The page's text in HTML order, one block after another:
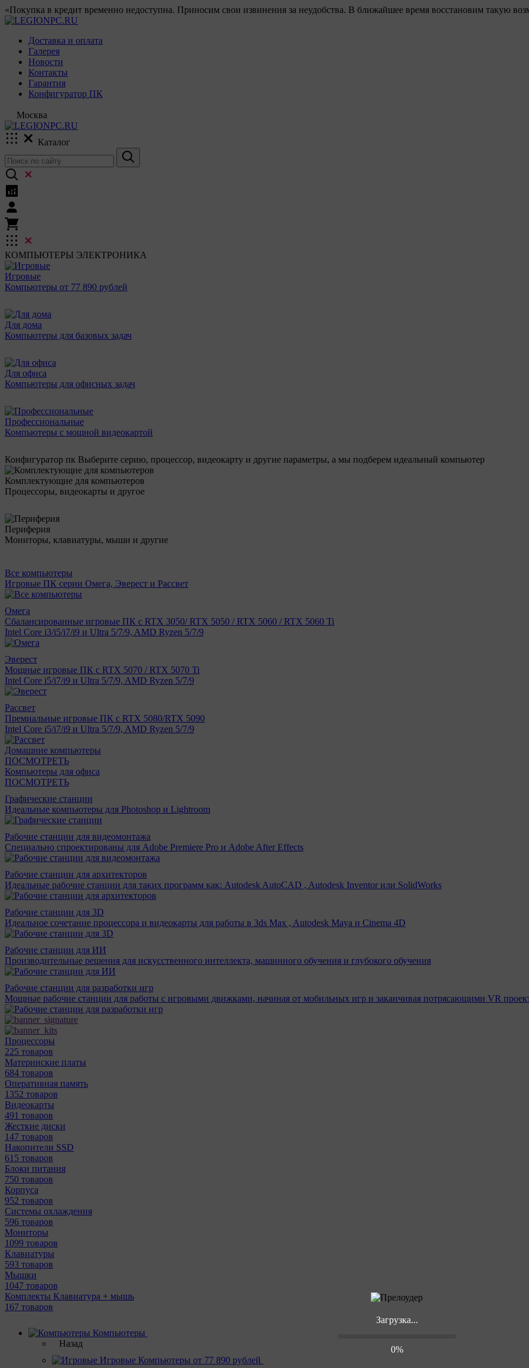
Загрузка...
0%
«Покупка в кредит временно недоступна. Приносим свои извинения за неудобства. В ближайшее время восстановим такую
Доставка и оплата
Галерея
Новости
Контакты
Гарантия
Конфигуратор ПК
Москва
Каталог
КОМПЬЮТЕРЫ ЭЛЕКТРОНИКА
Игровые
Компьютеры от 77 890 рублей
Для дома
Компьютеры для базовых задач
Для офиса
Компьютеры для офисных задач
Профессиональные
Компьютеры с мощной видеокартой
Конфигуратор пк Выберите серию, процессор, видеокарту и другие параметры, а мы подберем идеальный компьютер
Комплектующие для компьютеров
Процессоры, видеокарты и другое
Периферия
Мониторы, клавиатуры, мыши и другие
Все компьютеры
Игровые ПК серии Омега, Эверест и Рассвет
Омега
Сбалансированные игровые ПК с RTX 3050/ RTX 5050 / RTX 5060 / RTX 5060 Ti
Intel Core i3/i5/i7/i9 и Ultra 5/7/9, AMD Ryzen 5/7/9
Эверест
Мощные игровые ПК с RTX 5070 / RTX 5070 Ti
Intel Core i5/i7/i9 и Ultra 5/7/9, AMD Ryzen 5/7/9
Рассвет
Премиальные игровые ПК с RTX 5080/RTX 5090
Intel Core i5/i7/i9 и Ultra 5/7/9, AMD Ryzen 5/7/9
Домашние компьютеры
ПОСМОТРЕТЬ
Компьютеры для офиса
ПОСМОТРЕТЬ
Графические станции
Идеальные компьютеры для Photoshop и Lightroom
Рабочие станции для видеомонтажа
Специально спроектированы для Adobe Premiere Pro и Adobe After Effects
Рабочие станции для архитекторов
Идеальные рабочие станции для таких программ как: Autodesk AutoCAD , Autodesk Inventor или SolidWorks
Рабочие станции для 3D
Идеальное сочетание процессора и видеокарты для работы в 3ds Max , Autodesk Maya и Cinema 4D
Рабочие станции для ИИ
Производительные решения для искусственного интеллекта, машинного обучения и глубокого обучения
Рабочие станции для разработки игр
Мощные рабочие станции для работы с игровыми движками, начиная от мобильных игр и заканчивая потрясающими VR
Процессоры
225 товаров
Материнcкие платы
684 товаров
Оперативная память
1352 товаров
Видеокарты
491 товаров
Жесткие диски
147 товаров
Накопители SSD
615 товаров
Блоки питания
750 товаров
Корпуса
952 товаров
Системы охлаждения
596 товаров
Мониторы
1099 товаров
Клавиатуры
593 товаров
Мышки
1047 товаров
Комплекты Клавиатура + мышь
167 товаров
Компьютеры
Назад
Игровые Компьютеры от 77 890 рублей